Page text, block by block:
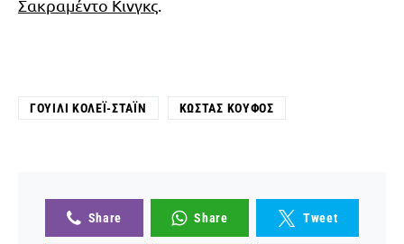
Σακραμέντο Κινγκς
ΓΟΥΊΛΙ ΚΌΛΕΪ-ΣΤΆΙΝ ΚΏΣΤΑΣ ΚΟΥΦΌΣ
Share Share Tweet